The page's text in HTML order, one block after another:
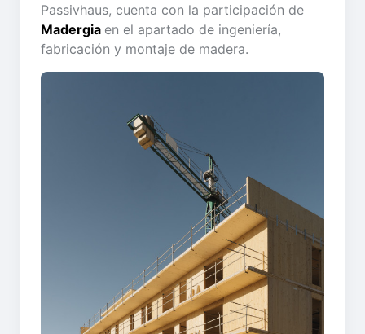
Passivhaus, cuenta con la participación de
Madergia en el apartado de ingeniería,
fabricación y montaje de madera.